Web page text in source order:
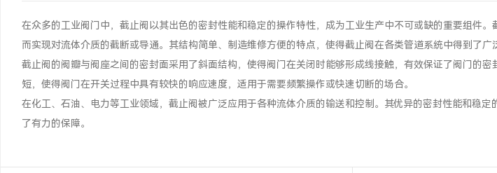
在众多的工业阀门中，截止阀以其出色的密封性能和稳定的操作特性，成为工业生产中不可或缺的重要组件
而实现对流体介质的截断或导通。其结构简单、制造维修方便的特点，使得截止阀在各类管道系统中得到了广
截止阀的阀瓣与阀座之间的密封面采用了斜面结构，使得阀门在关闭时能够形成线接触，有效保证了阀门的
短，使得阀门在开关过程中具有较快的响应速度，适用于需要频繁操作或快速切断的场合。
在化工、石油、电力等工业领域，截止阀被广泛应用于各种流体介质的输送和控制。其优异的密封性能和稳
了有力的保障。